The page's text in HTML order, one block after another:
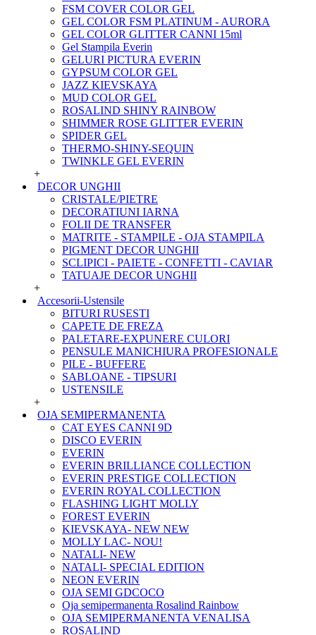
FSM COVER COLOR GEL
GEL COLOR FSM PLATINUM - AURORA
GEL COLOR GLITTER CANNI 15ml
Gel Stampila Everin
GELURI PICTURA EVERIN
GYPSUM COLOR GEL
JAZZ KIEVSKAYA
MUD COLOR GEL
ROSALIND SHINY RAINBOW
SHIMMER ROSE GLITTER EVERIN
SPIDER GEL
THERMO-SHINY-SEQUIN
TWINKLE GEL EVERIN
+
DECOR UNGHII
CRISTALE/PIETRE
DECORATIUNI IARNA
FOLII DE TRANSFER
MATRITE - STAMPILE - OJA STAMPILA
PIGMENT DECOR UNGHII
SCLIPICI - PAIETE - CONFETTI - CAVIAR
TATUAJE DECOR UNGHII
+
Accesorii-Ustensile
BITURI RUSESTI
CAPETE DE FREZA
PALETARE-EXPUNERE CULORI
PENSULE MANICHIURA PROFESIONALE
PILE - BUFFERE
SABLOANE - TIPSURI
USTENSILE
+
OJA SEMIPERMANENTA
CAT EYES CANNI 9D
DISCO EVERIN
EVERIN
EVERIN BRILLIANCE COLLECTION
EVERIN PRESTIGE COLLECTION
EVERIN ROYAL COLLECTION
FLASHING LIGHT MOLLY
FOREST EVERIN
KIEVSKAYA- NEW NEW
MOLLY LAC- NOU!
NATALI- NEW
NATALI- SPECIAL EDITION
NEON EVERIN
OJA SEMI GDCOCO
Oja semipermanenta Rosalind Rainbow
OJA SEMIPERMANENTA VENALISA
ROSALIND